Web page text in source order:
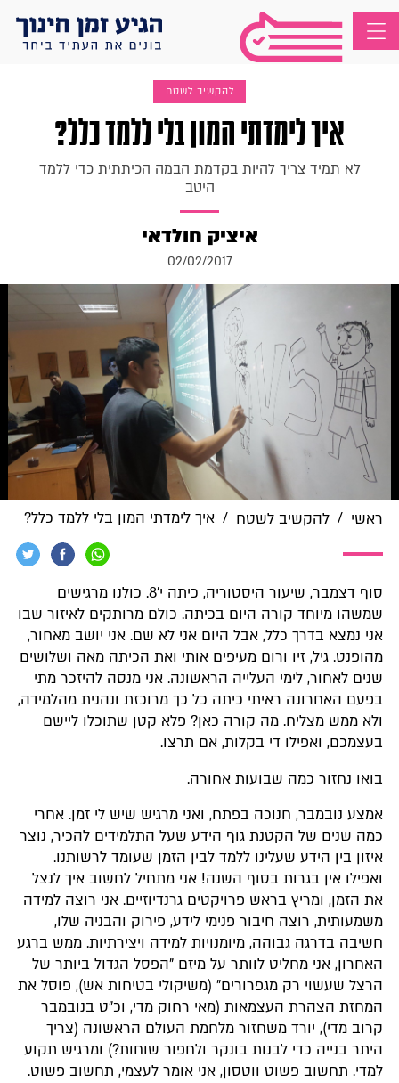
להקשיב לשטח
איך לימדתי המון בלי ללמד כלל?
לא תמיד צריך להיות בקדמת הבמה הכיתתית כדי ללמד
היטב
איציק חולדאי
02/02/2017
ראשי / להקשיב לשטח / איך לימדתי המון בלי ללמד כלל?
סוף דצמבר, שיעור היסטוריה, כיתה י'8. כולנו מרגישים
שמשהו מיוחד קורה היום בכיתה. כולם מרותקים לאיזור שבו
אני נמצא בדרך כלל, אבל היום אני לא שם. אני יושב מאחור,
מהופנט. גיל, זיו ורום מעיפים אותי ואת הכיתה מאה ושלושים
שנים לאחור, לימי העלייה הראשונה. אני מנסה להיזכר מתי
בפעם האחרונה ראיתי כיתה כל כך מרוכזת ונהנית מהלמידה,
ולא ממש מצליח. מה קורה כאן? פלא קטן שתוכלו ליישם
בעצמכם, ואפילו די בקלות, אם תרצו.
בואו נחזור כמה שבועות אחורה.
אמצע נובמבר, חנוכה בפתח, ואני מרגיש שיש לי זמן. אחרי
כמה שנים של הקטנת גוף הידע שעל התלמידים להכיר, נוצר
איזון בין הידע שעלינו ללמד לבין הזמן שעומד לרשותנו.
ואפילו אין בגרות בסוף השנה! אני מתחיל לחשוב איך לנצל
את הזמן, ומריץ בראש פרויקטים גרנדיוזיים. אני רוצה למידה
משמעותית, רוצה חיבור פנימי לידע, פירוק והבניה שלו,
חשיבה בדרגה גבוהה, מיומנויות למידה ויצירתיות. ממש ברגע
האחרון, אני מחליט לוותר על מיזם "הפסל הגדול ביותר של
הרצל שעשוי רק מגפרורים" (משיקולי בטיחות אש), פוסל את
המחזת הצהרת העצמאות (מאי רחוק מדי, וכ"ט בנובמבר
קרוב מדי), יורד משחזור מלחמת העולם הראשונה (צריך
היתר בנייה כדי לבנות בונקר ולחפור שוחות?) ומרגיש תקוע
למדי. תחשוב פשוט ווטסון, אני אומר לעצמי, תחשוב פשוט.